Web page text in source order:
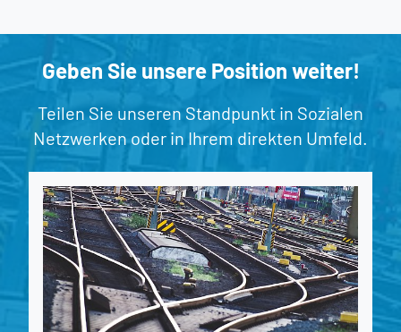
Geben Sie unsere Position weiter!
Teilen Sie unseren Standpunkt in Sozialen
Netzwerken oder in Ihrem direkten Umfeld.